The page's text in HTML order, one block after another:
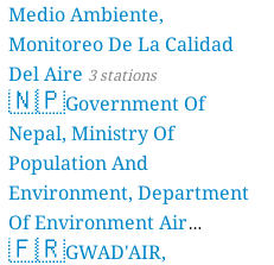
Medio Ambiente,
Monitoreo De La Calidad
Del Aire 3 stations
🇳🇵Government Of
Nepal, Ministry Of
Population And
Environment, Department
Of Environment Air
Quality Monitoring
🇫🇷GWAD'AIR,